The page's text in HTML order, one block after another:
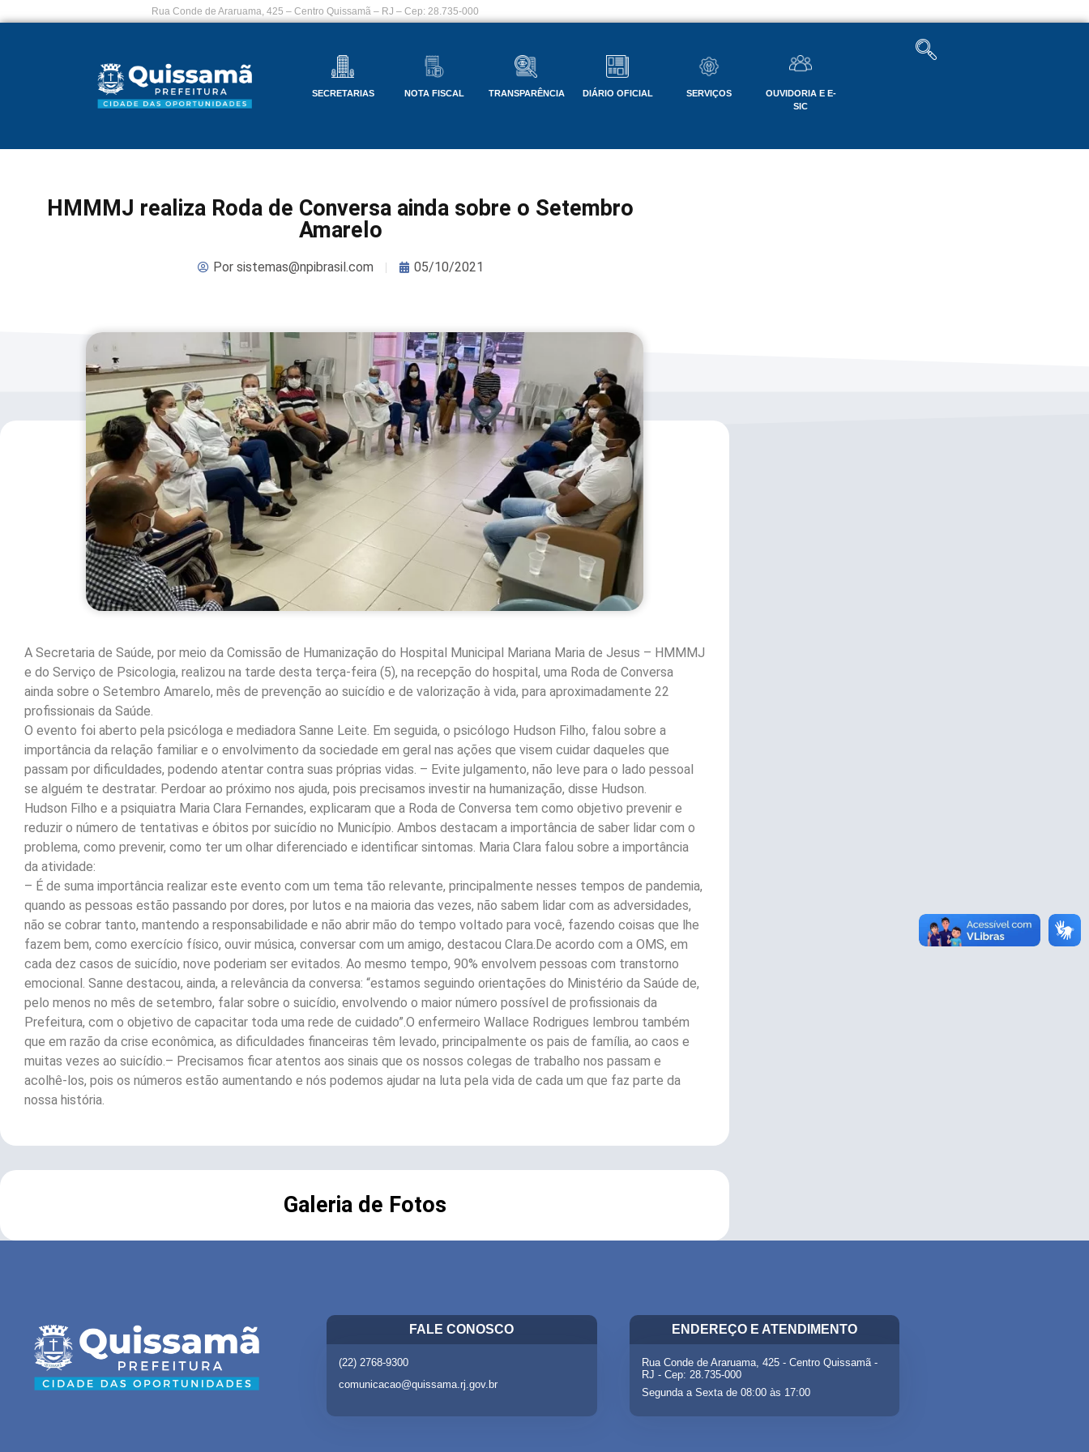
Rua Conde de Araruama, 425 – Centro Quissamã – RJ – Cep: 28.735-000
SECRETARIAS NOTA FISCAL TRANSPARÊNCIA DIÁRIO OFICIAL SERVIÇOS
OUVIDORIA E E-
SIC
HMMMJ realiza Roda de Conversa ainda sobre o Setembro
Amarelo
Porsistemas@npibrasil.com 05/10/2021
A Secretaria de Saúde, por meio da Comissão de Humanização do Hospital Municipal Mariana Maria de Jesus – HMMMJ
e do Serviço de Psicologia, realizou na tarde desta terça-feira (5), na recepção do hospital, uma Roda de Conversa
ainda sobre o Setembro Amarelo, mês de prevenção ao suicídio e de valorização à vida, para aproximadamente 22
profissionais da Saúde.
O evento foi aberto pela psicóloga e mediadora Sanne Leite. Em seguida, o psicólogo Hudson Filho, falou sobre a
importância da relação familiar e o envolvimento da sociedade em geral nas ações que visem cuidar daqueles que
passam por dificuldades, podendo atentar contra suas próprias vidas. – Evite julgamento, não leve para o lado pessoal
se alguém te destratar. Perdoar ao próximo nos ajuda, pois precisamos investir na humanização, disse Hudson.
Hudson Filho e a psiquiatra Maria Clara Fernandes, explicaram que a Roda de Conversa tem como objetivo prevenir e
reduzir o número de tentativas e óbitos por suicídio no Município. Ambos destacam a importância de saber lidar com o
problema, como prevenir, como ter um olhar diferenciado e identificar sintomas. Maria Clara falou sobre a importância
da atividade:
– É de suma importância realizar este evento com um tema tão relevante, principalmente nesses tempos de pandemia,
quando as pessoas estão passando por dores, por lutos e na maioria das vezes, não sabem lidar com as adversidades,
não se cobrar tanto, mantendo a responsabilidade e não abrir mão do tempo voltado para você, fazendo coisas que lhe
fazem bem, como exercício físico, ouvir música, conversar com um amigo, destacou Clara.De acordo com a OMS, em
cada dez casos de suicídio, nove poderiam ser evitados. Ao mesmo tempo, 90% envolvem pessoas com transtorno
emocional. Sanne destacou, ainda, a relevância da conversa: “estamos seguindo orientações do Ministério da Saúde de,
pelo menos no mês de setembro, falar sobre o suicídio, envolvendo o maior número possível de profissionais da
Prefeitura, com o objetivo de capacitar toda uma rede de cuidado”.O enfermeiro Wallace Rodrigues lembrou também
que em razão da crise econômica, as dificuldades financeiras têm levado, principalmente os pais de família, ao caos e
muitas vezes ao suicídio.– Precisamos ficar atentos aos sinais que os nossos colegas de trabalho nos passam e
acolhê-los, pois os números estão aumentando e nós podemos ajudar na luta pela vida de cada um que faz parte da
nossa história.
Galeria de Fotos
FALE CONOSCO
(22) 2768-9300
comunicacao@quissama.rj.gov.br
ENDEREÇO E ATENDIMENTO
Rua Conde de Araruama, 425 - Centro Quissamã -
RJ - Cep: 28.735-000
Segunda a Sexta de 08:00 às 17:00